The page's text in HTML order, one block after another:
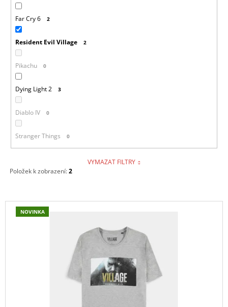
Far Cry 6 2
Resident Evil Village 2
Pikachu 0
Dying Light 2 3
Diablo IV 0
Stranger Things 0
VYMAZAT FILTRY
Položek k zobrazení:2
V NOVINKA